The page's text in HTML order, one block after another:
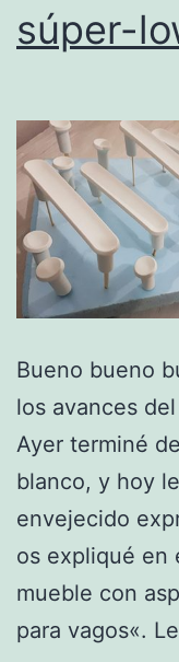
súper-
Bueno bueno
los avances
Ayer terminé
blanco, y hoy
envejecido
os expliqué en
mueble con
para vagos«.